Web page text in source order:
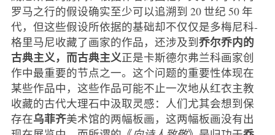
罗马之行的假设确实至少可以追溯到 20 世纪 50 年
代，但这些假设所依据的基础却不仅仅是多梅尼科-
格里马尼收藏了画家的作品，还涉及到乔尔乔内的
古典主义，而古典主义正是卡斯德尔弗兰科画家创
作中最重要的节点之一。这个问题的重要性体现在
某些作品中，这些作品可能不止一次地从红衣主教
收藏的古代大理石中汲取灵感：人们尤其会想到保
存在乌菲齐美术馆的两幅板画，这两幅板画没有出